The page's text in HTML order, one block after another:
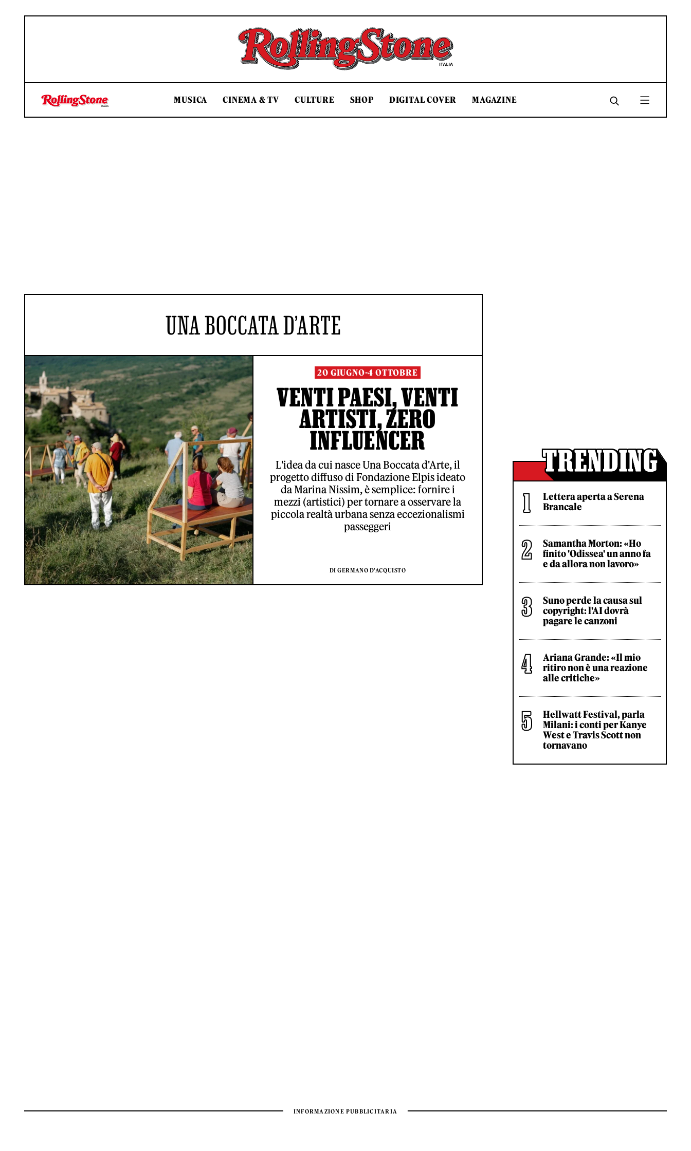
Rolling Stone Italia
MUSICA CINEMA & TV CULTURE SHOP DIGITAL COVER MAGAZINE
UNA BOCCATA D’ARTE
20 GIUGNO-4 OTTOBRE
VENTI PAESI, VENTI
ARTISTI, ZERO
INFLUENCER
L'idea da cui nasce Una Boccata d'Arte, il
progetto diffuso di Fondazione Elpis ideato
da Marina Nissim, è semplice: fornire i
mezzi (artistici) per tornare a osservare la
piccola realtà urbana senza eccezionalismi
passeggeri
DI GERMANO D'ACQUISTO
Lettera aperta a Serena
Brancale
Samantha Morton: «Ho
finito 'Odissea' un anno fa
e da allora non lavoro»
Suno perde la causa sul
copyright: l'AI dovrà
pagare le canzoni
Ariana Grande: «Il mio
ritiro non è una reazione
alle critiche»
Hellwatt Festival, parla
Milani: i conti per Kanye
West e Travis Scott non
tornavano